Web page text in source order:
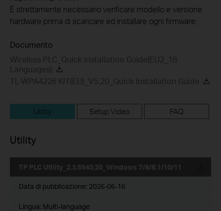
È strettamente necessario verificare modello e versione
hardware prima di scaricare ed installare ogni firmware.
Documento
Wireless PLC_Quick Installation Guide(EU2_18
Languages)
TL-WPA4226 KIT(EU)_V5.20_Quick Installation Guide
Utility Setup Video FAQ
Utility
TP PLC Utility_2.3.5940.20_Windows 7/8/8.1/10/11
Data di pubblicazione: 2026-06-16
Lingua: Multi-language